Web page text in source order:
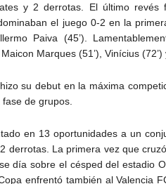
y 2 derrotas. El último revés
el juego 0-2 en la
Paiva (45’).
Marques (51’), Vinícius (72’)
su debut en la máxima
de grupos.
en 13 oportunidades a un
derrotas. La primera vez que
día sobre el césped del estadio
enfrentó también al Valencia